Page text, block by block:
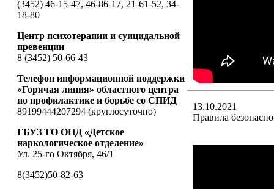
(3452) 46-15-47, 46-86-17, 21-61-52, 34-
18-80
Центр психотерапии и суицидальной
превенции
8 (3452) 50-66-43
Телефон информационной поддержки
«Горячая линия» областного центра
по профилактике и борьбе со СПИД
89199444207294 (круглосуточно)
ГБУЗ ТО ОНД «Детское
наркологическое отделение»
Ул. 25-го Октября, 46/1
8(3452)50-82-63
13.10.2021
Правила